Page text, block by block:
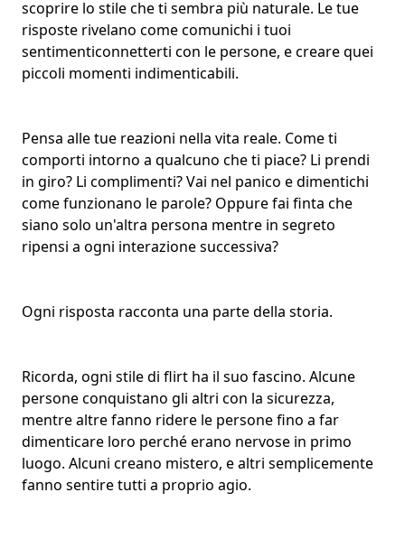
scoprire lo stile che ti sembra più naturale. Le tue
risposte rivelano come comunichi i tuoi
sentimenticonnetterti con le persone, e creare quei
piccoli momenti indimenticabili.
Pensa alle tue reazioni nella vita reale. Come ti
comporti intorno a qualcuno che ti piace? Li prendi
in giro? Li complimenti? Vai nel panico e dimentichi
come funzionano le parole? Oppure fai finta che
siano solo un'altra persona mentre in segreto
ripensi a ogni interazione successiva?
Ogni risposta racconta una parte della storia.
Ricorda, ogni stile di flirt ha il suo fascino. Alcune
persone conquistano gli altri con la sicurezza,
mentre altre fanno ridere le persone fino a far
dimenticare loro perché erano nervose in primo
luogo. Alcuni creano mistero, e altri semplicemente
fanno sentire tutti a proprio agio.